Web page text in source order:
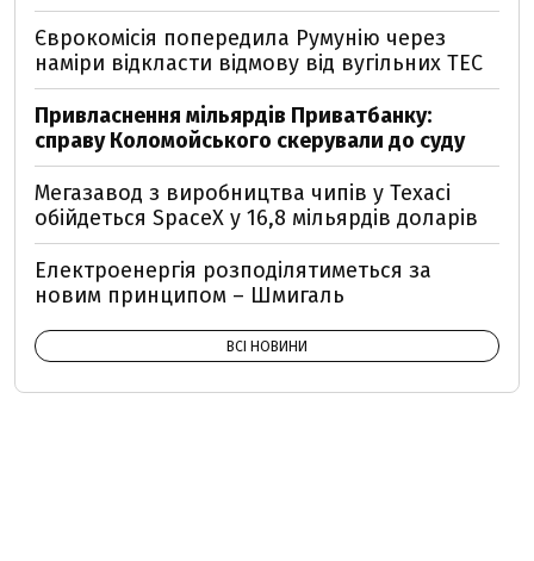
Єврокомісія попередила Румунію через
наміри відкласти відмову від вугільних ТЕС
Привласнення мільярдів Приватбанку:
справу Коломойського скерували до суду
Мегазавод з виробництва чипів у Техасі
обійдеться SpaceX у 16,8 мільярдів доларів
Електроенергія розподілятиметься за
новим принципом – Шмигаль
ВСІ НОВИНИ